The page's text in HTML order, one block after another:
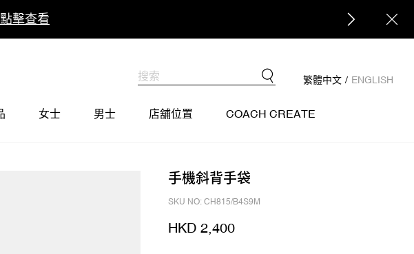
點擊查看
繁體中文 / ENGLISH
女士 男士 店舖位置 COACH CREATE
手機斜背手袋
SKU NO: CH815/B4S9M
HKD 2,400